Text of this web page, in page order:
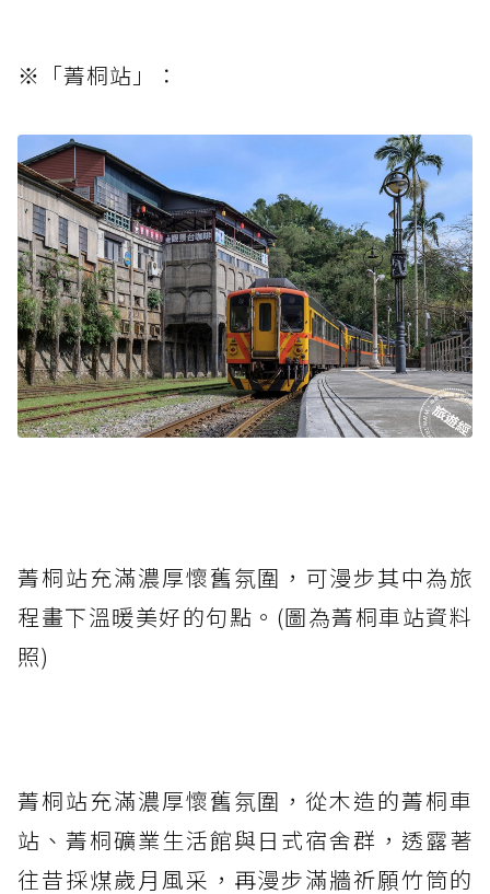
※「菁桐站」：
菁桐站充滿濃厚懷舊氛圍，可漫步其中為旅
程畫下溫暖美好的句點。(圖為菁桐車站資料
照)
菁桐站充滿濃厚懷舊氛圍，從木造的菁桐車
站、菁桐礦業生活館與日式宿舍群，透露著
往昔採煤歲月風采，再漫步滿牆祈願竹筒的